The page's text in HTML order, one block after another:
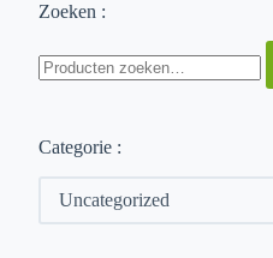
Zoeken :
naar:
Categorie :
Uncategorized